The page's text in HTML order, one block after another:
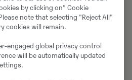
by clicking on” Cookie
note that selecting "Reject All"
cookies will remain.
engaged global privacy control
will be automatically updated